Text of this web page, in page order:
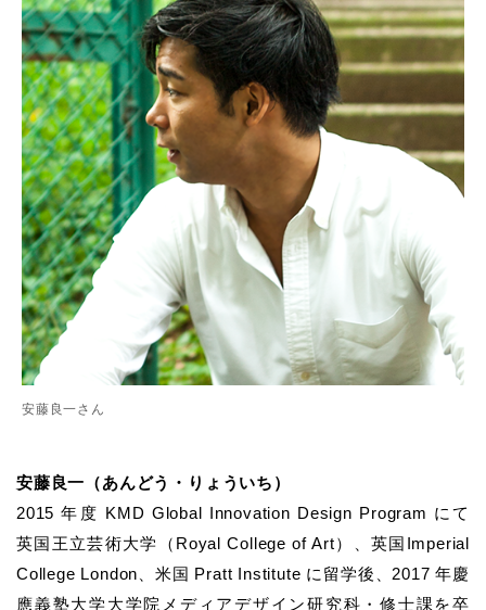
安藤良一さん
安藤良一（あんどう・りょういち）
2015 年度 KMD Global Innovation Design Program にて
英国王立芸術大学（Royal College of Art）、英国Imperial
College London、米国 Pratt Institute に留学後、2017 年慶
應義塾大学大学院メディアデザイン研究科・修士課を卒